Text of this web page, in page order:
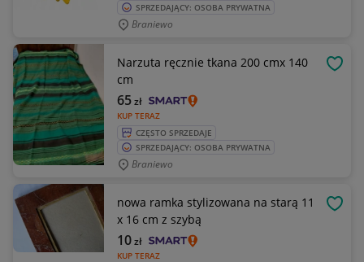
SPRZEDAJĄCY: OSOBA PRYWATNA
Braniewo
Narzuta ręcznie tkana 200 cmx 140
cm
KUP TERAZ
65zł
CZĘSTO SPRZEDAJE
SPRZEDAJĄCY: OSOBA PRYWATNA
Braniewo
nowa ramka stylizowana na starą 11
x 16 cm z szybą
KUP TERAZ
10zł